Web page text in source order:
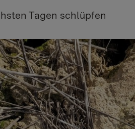
Tagen schlüpfen